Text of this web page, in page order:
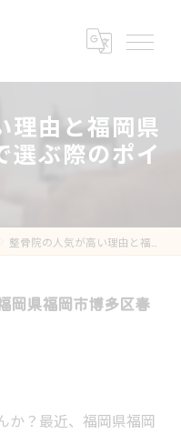
理由と福岡県
選ぶ際のポイ
整骨院の人気が高い理由と福岡県福岡市博多区春町で選ぶ際のポイント
岡県福岡市博多区春
か？最近、福岡県福岡